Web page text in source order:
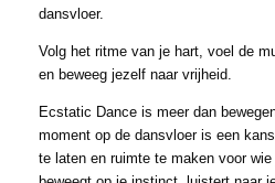
dansvloer.
Volg het ritme van je hart, voel de
en beweeg jezelf naar vrijheid.
Ecstatic Dance is meer dan
moment op de dansvloer is een
te laten en ruimte te maken voor